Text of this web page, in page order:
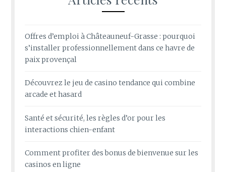
Offres d’emploi à Châteauneuf-Grasse : pourquoi
s’installer professionnellement dans ce havre de
paix provençal
Découvrez le jeu de casino tendance qui combine
arcade et hasard
Santé et sécurité, les règles d’or pour les
interactions chien-enfant
Comment profiter des bonus de bienvenue sur les
casinos en ligne